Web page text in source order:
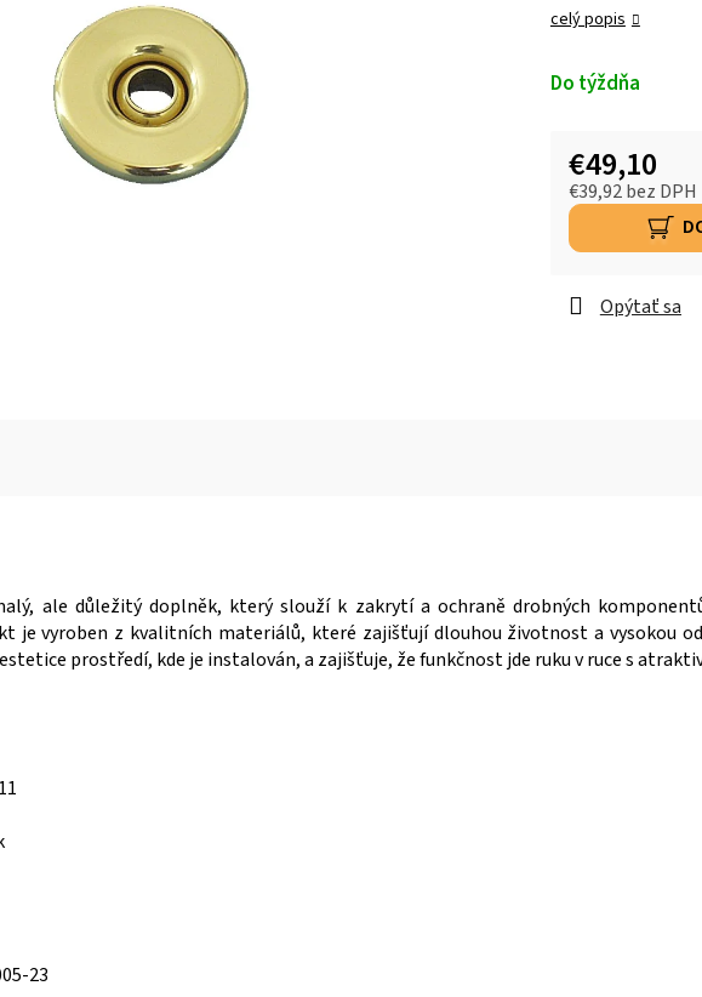
celý popis
Do týždňa
€49,10
€39,92 bez DPH
Opýtať sa
ale důležitý doplněk, který slouží k zakrytí a ochraně drobných
je vyroben z kvalitních materiálů, které zajišťují dlouhou životnost a vysokou
prostředí, kde je instalován, a zajišťuje, že funkčnost jde ruku v ruce s
23